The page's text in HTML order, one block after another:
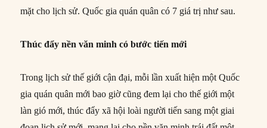
mặt cho lịch sử. Quốc gia quán quân có 7 giá trị như sau.
Thúc đẩy nền văn minh có bước tiến mới
Trong lịch sử thế giới cận đại, mỗi lần xuất hiện một Quốc
gia quán quân mới bao giờ cũng đem lại cho thế giới một
làn gió mới, thúc đẩy xã hội loài người tiến sang một giai